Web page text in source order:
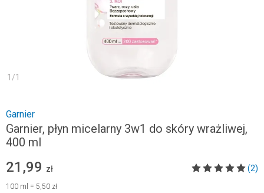
1 /1
Garnier
Garnier, płyn micelarny 3w1 do skóry wrażliwej,
400 ml
21,99 zł (2)
100 ml = 5,50 zł